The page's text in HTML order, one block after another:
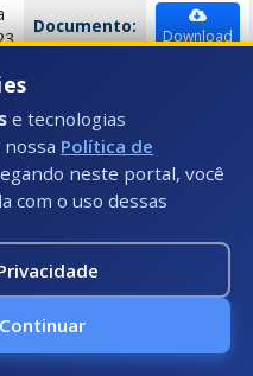
Documento: Download
MUNICIPAL DE
COMÉRCIO ATACADISTA E
- SECRETARIA
DE AR
e tecnologias
Política de
neste portal, você
com o uso dessas